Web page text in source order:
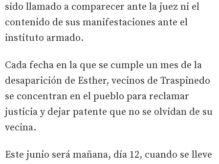
sido llamado a comparecer ante la juez ni el
contenido de sus manifestaciones ante el
instituto armado.
Cada fecha en la que se cumple un mes de la
desaparición de Esther, vecinos de Traspinedo
se concentran en el pueblo para reclamar
justicia y dejar patente que no se olvidan de su
vecina.
Este junio será mañana, día 12, cuando se lleve